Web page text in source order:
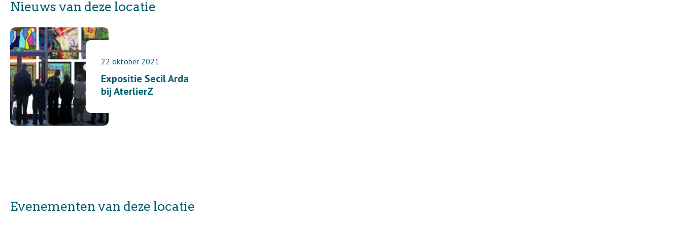
Nieuws van deze locatie
Expositie Secil Arda
bij AterlierZ
22 oktober 2021
Evenementen van deze locatie